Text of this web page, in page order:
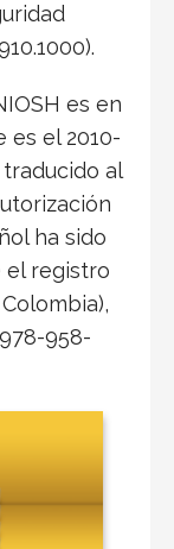
es en
es el 2010-
al
ha sido
el registro
958-